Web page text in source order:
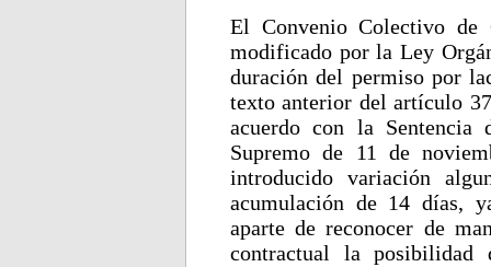
El Convenio Colectivo de
modificado por la Ley
duración del permiso por
texto anterior del artículo
acuerdo con la
Supremo de 11 de
introducido variación
acumulación de 14 días,
aparte de reconocer de
contractual la posibilidad